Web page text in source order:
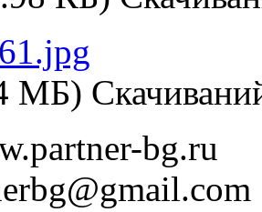
МБ)
bg.ru